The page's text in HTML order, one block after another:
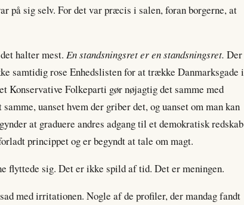
på sig selv. For det var præcis i salen, foran borgerne, at
halter mest. En standsningsret er en standsningsret. Der
samtidig rose Enhedslisten for at trække Danmarksgade i
Konservative Folkeparti gør nøjagtig det samme med
uanset hvem der griber det, og uanset om man kan
at graduere andres adgang til et demokratisk redskab
princippet og er begyndt at tale om magt.
flyttede sig. Det er ikke spild af tid. Det er meningen.
med irritationen. Nogle af de profiler, der mandag fandt